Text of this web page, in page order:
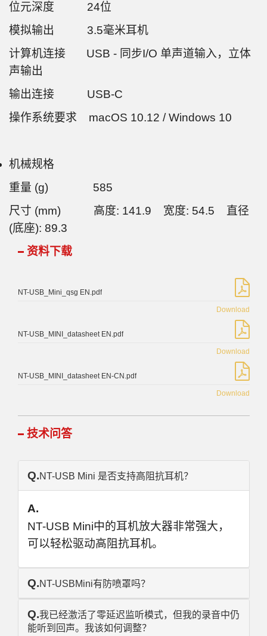
位元深度 24位
模拟输出 3.5毫米耳机
计算机连接 USB - 同步I/O 单声道输入，立体
声输出
输出连接 USB-C
操作系统要求 macOS 10.12 / Windows 10
机械规格
重量 (g) 585
尺寸 (mm) 高度: 141.9 宽度: 54.5 直径
(底座): 89.3
资料下载
NT-USB_Mini_qsg EN.pdf
Download
NT-USB_MINI_datasheet EN.pdf
Download
NT-USB_MINI_datasheet EN-CN.pdf
Download
技术问答
Q.NT-USB Mini 是否支持高阻抗耳机？
A.
NT-USB Mini中的耳机放大器非常强大，
可以轻松驱动高阻抗耳机。
Q.NT-USBMini有防喷罩吗？
Q.我已经激活了零延迟监听模式，但我的录音中仍
能听到回声。我该如何调整？